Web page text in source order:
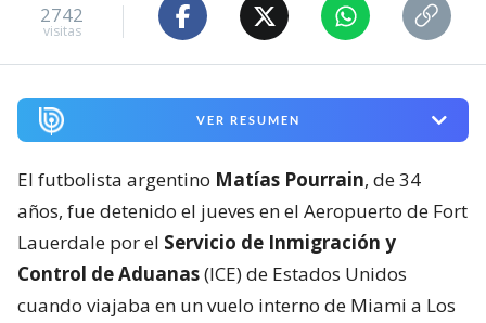
2742
visitas
VER RESUMEN
El futbolista argentino Matías Pourrain, de 34
años, fue detenido el jueves en el Aeropuerto de Fort
Lauerdale por el Servicio de Inmigración y
Control de Aduanas(ICE) de Estados Unidos
cuando viajaba en un vuelo interno de Miami a Los